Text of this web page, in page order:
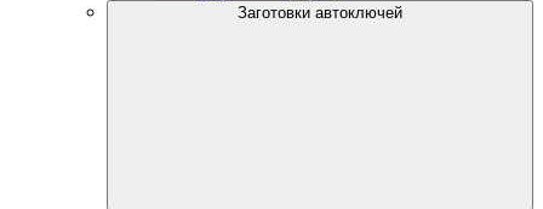
Заготовки автоключей